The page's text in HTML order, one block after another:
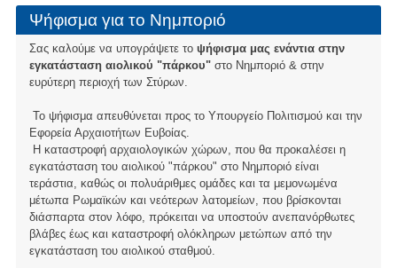
Ψήφισμα για το Νημποριό
Σας καλούμε να υπογράψετε το ψήφισμα μας ενάντια στην
εγκατάσταση αιολικού "πάρκου"στο Νημποριό & στην
ευρύτερη περιοχή των Στύρων.
Το ψήφισμα απευθύνεται προς το Υπουργείο Πολιτισμού και την
Εφορεία Αρχαιοτήτων Ευβοίας.
Η καταστροφή αρχαιολογικών χώρων, που θα προκαλέσει η
εγκατάσταση του αιολικού "πάρκου" στο Νημποριό είναι
τεράστια, καθώς οι πολυάριθμες ομάδες και τα μεμονωμένα
μέτωπα Ρωμαϊκών και νεότερων λατομείων, που βρίσκονται
διάσπαρτα στον λόφο, πρόκειται να υποστούν ανεπανόρθωτες
βλάβες έως και καταστροφή ολόκληρων μετώπων από την
εγκατάσταση του αιολικού σταθμού.